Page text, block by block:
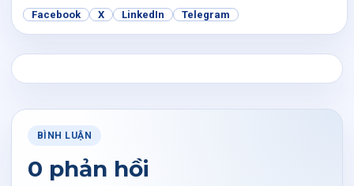
Facebook X LinkedIn Telegram
BÌNH LUẬN
0 phản hồi